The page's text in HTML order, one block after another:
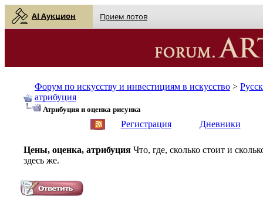
AI Аукцион Прием лотов
Форум по искусству и инвестициям в искусство >
атрибуция
Атрибуция и оценка рисунка
Регистрация Дневники
Цены, оценка, атрибуция Что, где, сколько стоит и
здесь же.